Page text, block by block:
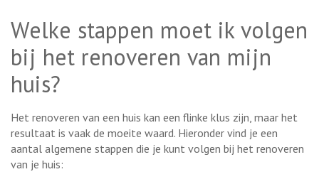
Welke stappen moet ik volgen
bij het renoveren van mijn
huis?
Het renoveren van een huis kan een flinke klus zijn, maar het
resultaat is vaak de moeite waard. Hieronder vind je een
aantal algemene stappen die je kunt volgen bij het renoveren
van je huis: